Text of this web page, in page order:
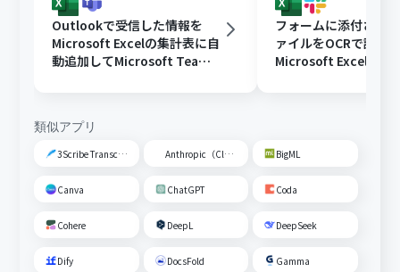
Outlookで受信した情報を
Microsoft Excelの集計表に自
動追加してMicrosoft Teams
フォームに添付され
ァイルをOCRで読み
Microsoft Excelに格
類似アプリ
3Scribe Transcription Anthropic（Claude） BigML
Canva ChatGPT Coda
Cohere DeepL DeepSeek
Dify DocsFold Gamma